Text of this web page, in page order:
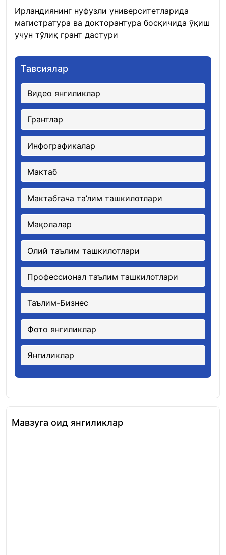
Ирландиянинг нуфузли университетларида
магистратура ва докторантура босқичида ўқиш
учун тўлиқ грант дастури
Тавсиялар
Видео янгиликлар
Грантлар
Инфографикалар
Мактаб
Мактабгача та’лим ташкилотлари
Мақолалар
Олий таълим ташкилотлари
Профессионал таълим ташкилотлари
Таълим-Бизнес
Фото янгиликлар
Янгиликлар
Мавзуга оид янгиликлар